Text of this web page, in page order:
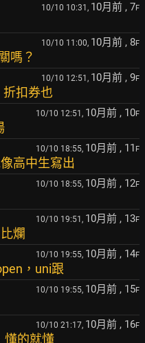
10/10 10:31, 10月前 , 7F
10/10 11:00, 10月前 , 8F
嗎？
10/10 12:51, 10月前 , 9F
扣券也
10/10 12:51, 10月前 , 10F
10/10 18:55, 10月前 , 11 F
高中生寫出
10/10 18:55, 10月前 , 12F
10/10 19:51, 10月前 , 13F
爛
10/10 19:55, 10月前 , 14F
，uni跟
10/10 19:55, 10月前 , 15F
10/10 21:17, 10月前 , 16F
懂的就懂